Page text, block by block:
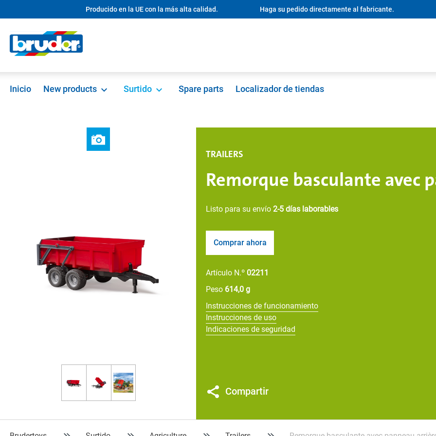
Saltar a la navegación principalProducido en la UE con la más alta calidad. Haga su pedido directamente al fabricante.
Inicio New products Surtido Spare parts Localizador de tiendas
TRAILERS
Remorque basculante avec
Listo para su envío 2-5 días laborables
Comprar ahora
Artículo N.º 02211
Peso 614,0 g
Instrucciones de funcionamiento
Instrucciones de uso
Indicaciones de seguridad
Compartir